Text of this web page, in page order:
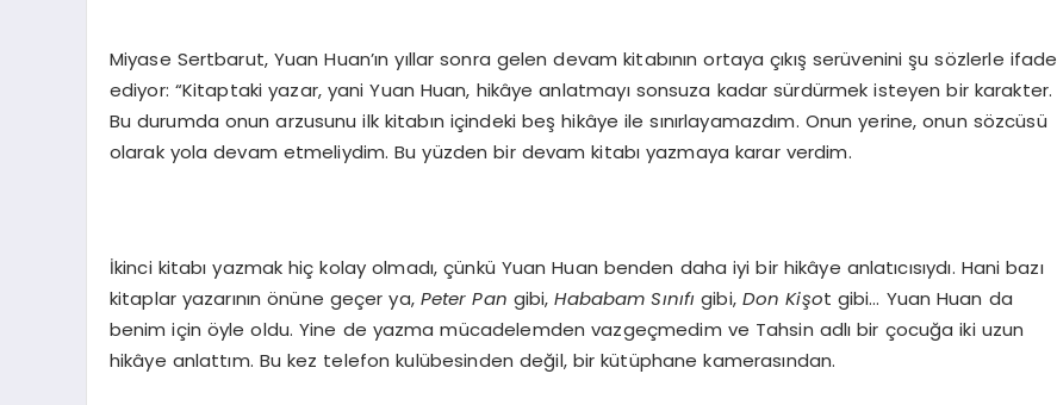
Miyase Sertbarut, Yuan Huan’ın yıllar sonra gelen devam kitabının ortaya çıkış serüvenini şu sözlerle ifade
ediyor: “Kitaptaki yazar, yani Yuan Huan, hikâye anlatmayı sonsuza kadar sürdürmek isteyen bir karakter.
Bu durumda onun arzusunu ilk kitabın içindeki beş hikâye ile sınırlayamazdım. Onun yerine, onun sözcüsü
olarak yola devam etmeliydim. Bu yüzden bir devam kitabı yazmaya karar verdim.
İkinci kitabı yazmak hiç kolay olmadı, çünkü Yuan Huan benden daha iyi bir hikâye anlatıcısıydı. Hani bazı
kitaplar yazarının önüne geçer ya, Peter Pan gibi,Hababam Sınıfı gibi, Don Kişot gibi… Yuan Huan da
benim için öyle oldu. Yine de yazma mücadelemden vazgeçmedim ve Tahsin adlı bir çocuğa iki uzun
hikâye anlattım. Bu kez telefon kulübesinden değil, bir kütüphane kamerasından.